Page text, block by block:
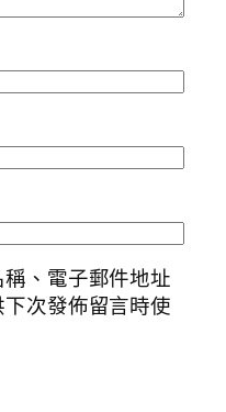
、電子郵件地址
次發佈留言時使